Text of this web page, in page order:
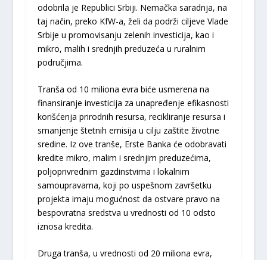
odobrila je Republici Srbiji. Nemačka saradnja, na
taj način, preko KfW-a, želi da podrži ciljeve Vlade
Srbije u promovisanju zelenih investicija, kao i
mikro, malih i srednjih preduzeća u ruralnim
područjima.
Tranša od 10 miliona evra biće usmerena na
finansiranje investicija za unapređenje efikasnosti
korišćenja prirodnih resursa, recikliranje resursa i
smanjenje štetnih emisija u cilju zaštite životne
sredine. Iz ove tranše, Erste Banka će odobravati
kredite mikro, malim i srednjim preduzećima,
poljoprivrednim gazdinstvima i lokalnim
samoupravama, koji po uspešnom završetku
projekta imaju mogućnost da ostvare pravo na
bespovratna sredstva u vrednosti od 10 odsto
iznosa kredita.
Druga tranša, u vrednosti od 20 miliona evra,